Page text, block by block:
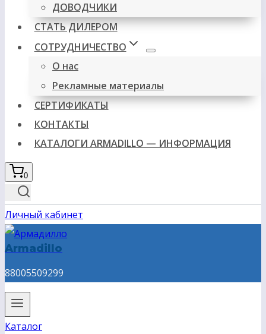
ДОВОДЧИКИ
СТАТЬ ДИЛЕРОМ
СОТРУДНИЧЕСТВО
О нас
Рекламные материалы
СЕРТИФИКАТЫ
КОНТАКТЫ
КАТАЛОГИ ARMADILLO — ИНФОРМАЦИЯ
0
Личный кабинет
Armadillo
88005509299
Каталог